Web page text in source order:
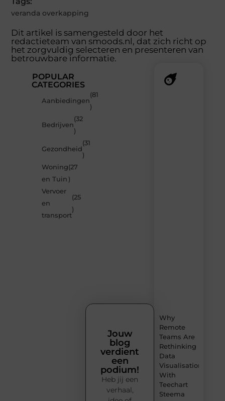
veranda overkapping
Dit artikel is samengesteld door het
redactieteam van smoods.nl, dat zich richt op
het zorgvuldig selecteren en presenteren van
betrouwbare informatie.
POPULAR
CATEGORIES
Aanbiedingen
(81
)
Bedrijven
(32
)
Gezondheid
(31
)
Woning
en Tuin
(27
)
Vervoer
en
transport
(25
)
Why
Remote
Teams Are
Rethinking
Data
Visualisation
With
Teechart
Steema
Jouw
blog
verdient
een
podium!
Heb jij een
verhaal,